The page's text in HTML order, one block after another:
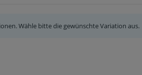
Wähle bitte die gewünschte Variation aus.